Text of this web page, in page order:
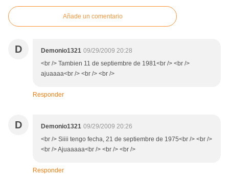
Añade un comentario
D Demonio1321 09/29/2009 20:28
<br /> Tambien 11 de septiembre de 1981<br /> <br />
ajuaaaa<br /> <br /> <br />
Responder
D Demonio1321 09/29/2009 20:26
<br /> Siiii tengo fecha, 21 de septiembre de 1975<br /> <br />
<br /> Ajuaaaaa<br /> <br /> <br />
Responder